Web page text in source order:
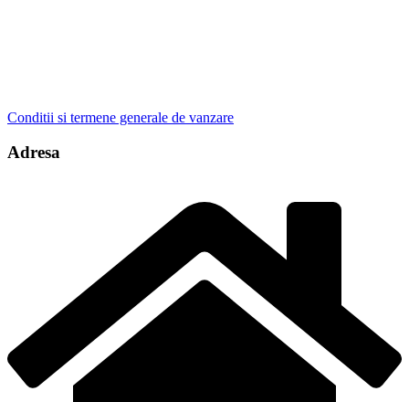
Conditii si termene generale de vanzare
Adresa